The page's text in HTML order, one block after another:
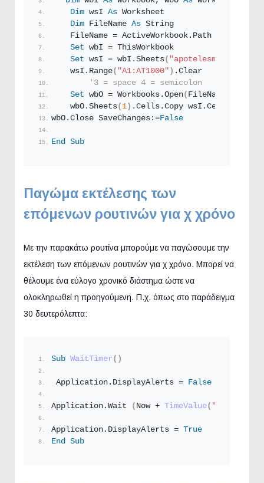
Dim wsI As Worksheet
Dim FileName As String
    FileName = ActiveWorkbook.
Path
Set wbI = ThisWorkbook
Set wsI = wbI. Sheets( "apotelesmata"
    wsI.
Range( "A1:AT1000" ) . Clear
'3 = space 4 = semicolon
Set wbO = Workbooks. Open( FileName,
    wbO.
Sheets( 1 ) . Cells . Copy wsI. Cells
wbO. Close SaveChanges:=False
End Sub
Παγώμα εκτέλεσης των
επόμενων ρουτινών για χ χρόνο
Με την παρακάτω ρουτίνα μπορούμε να παγώσουμε την
εκτέλεση των επόμενων ρουτινών για χ χρόνο. Μπορεί να
θέλουμε ένα εύλογο χρονικό διάστημα ώστε να
ολοκληρωθεί η προηγούμενη. Π.χ. όπως στο παράδειγμα
30 δευτερόλεπτα:
Sub WaitTimer ()
Application. DisplayAlerts = False
Application. Wait ( Now + TimeValue( "0:00:30"
Application. DisplayAlerts = True
End
Sub